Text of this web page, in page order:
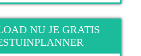
NU JE GRATIS